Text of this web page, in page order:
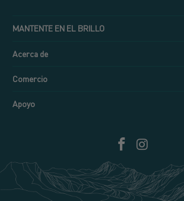
MANTENTE EN EL BRILLO
Acerca de
Comercio
Apoyo